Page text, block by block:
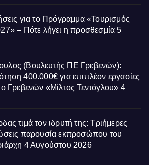
για το Πρόγραμμα «Τουρισμός
– Πότε λήγει η προσθεσμία 5
(Βουλευτής ΠΕ Γρεβενών):
400.000€ για επιπλέον εργασίες
Γρεβενών «Μίλτος Τεντόγλου» 4
τιμά τον ιδρυτή της: Τριήμερες
παρουσία εκπροσώπου του
4 Αυγούστου 2026